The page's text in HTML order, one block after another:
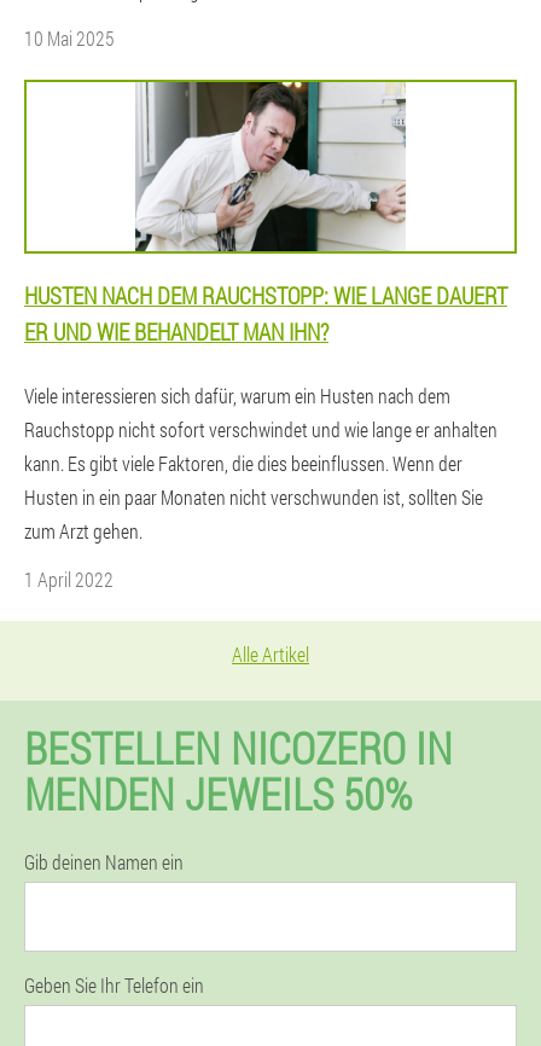
10 Mai 2025
HUSTEN NACH DEM RAUCHSTOPP: WIE LANGE DAUERT
ER UND WIE BEHANDELT MAN IHN?
Viele interessieren sich dafür, warum ein Husten nach dem
Rauchstopp nicht sofort verschwindet und wie lange er anhalten
kann. Es gibt viele Faktoren, die dies beeinflussen. Wenn der
Husten in ein paar Monaten nicht verschwunden ist, sollten Sie
zum Arzt gehen.
1 April 2022
Alle Artikel
BESTELLEN NICOZERO IN
MENDEN JEWEILS 50%
Gib deinen Namen ein
Geben Sie Ihr Telefon ein